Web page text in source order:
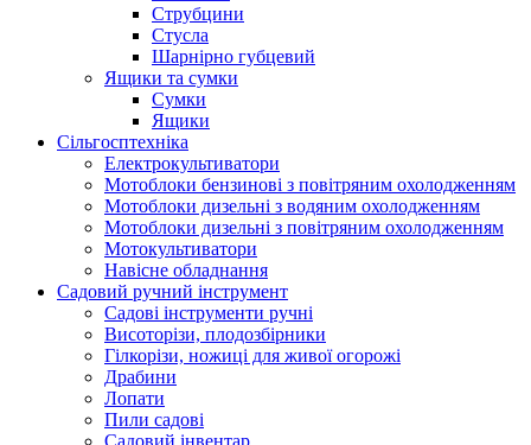
Струбцини
Стусла
Шарнірно губцевий
Ящики та сумки
Сумки
Ящики
Сільгосптехніка
Електрокультиватори
Мотоблоки бензинові з повітряним охолодженням
Мотоблоки дизельні з водяним охолодженням
Мотоблоки дизельні з повітряним охолодженням
Мотокультиватори
Навісне обладнання
Садовий ручний інструмент
Cадові інструменти ручні
Висоторізи, плодозбірники
Гілкорізи, ножиці для живої огорожі
Драбини
Лопати
Пили садові
Садовий інвентар